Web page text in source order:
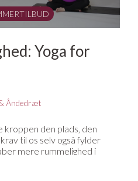
Yoga for
Åndedræt
den plads, den
til os selv også fylder
mere rummelighed i
med at komme ned i